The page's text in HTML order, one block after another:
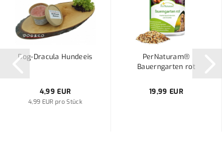
Dog-Dracula Hundeeis
4,99 EUR
4,99 EUR pro Stück
PerNaturam®
Bauerngarten rot
19,99 EUR